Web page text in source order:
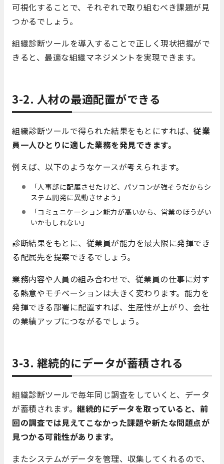
可視化することで、それぞれで取り組むべき課題が見
つかるでしょう。
組織診断ツールを導入することで正しく現状把握がで
きると、最適な組織マネジメントを実現できます。
3-2. 人材の最適配置ができる
組織診断ツールで得られた結果をもとにすれば、 従業
員一人ひとりに適した業務を発見できます。
例えば、以下のようなケースが考えられます。
「人事部に配属させたけど、パソコンが強そうだからシ
ステム開発に異動させよう」
「コミュニケーション能力が高いから、営業のほうがい
いかもしれない」
診断結果をもとに、従業員が能力を最大限に発揮でき
る配属先を提案できるでしょう。
業務内容や人員の組み合わせで、従業員の仕事に対す
る熱意やモチベーションは大きく変わります。能力を
発揮できる部署に配置すれば、生産性が上がり、会社
の業績アップにつながるでしょう。
3-3. 継続的にデータが蓄積される
組織診断ツールで毎年同じ調査をしていくと、データ
が蓄積されます。 継続的にデータを取っていると、前
回の調査では見えてこなかった課題や新たな問題点が
見つかる可能性があります。
またシステムがデータを管理、収集してくれるので、